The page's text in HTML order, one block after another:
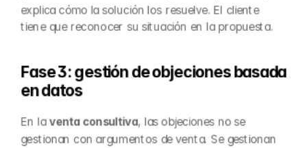
explica cómo la solución los resuelve. El cliente
tiene que reconocer su situación en la propuesta.
Fase 3: gestión de objeciones basada
en datos
En la venta consultiva, las objeciones no se
gestionan con argumentos de venta. Se gestionan